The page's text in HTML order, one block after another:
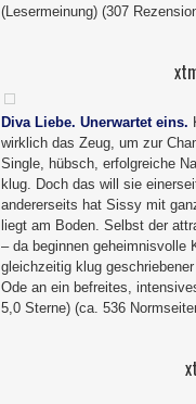
(Lesermeinung) (307
Diva Liebe. Unerwartet eins.
wirklich das Zeug, um zur
Single, hübsch, erfolgreiche
klug. Doch das will sie
andererseits hat Sissy mit
liegt am Boden. Selbst der
– da beginnen geheimnisvolle
gleichzeitig klug
Ode an ein befreites,
5,0 Sterne) (ca. 536